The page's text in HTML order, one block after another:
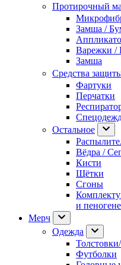
Протирочный
Замша /
Варежки /
Замша
Средства
Фартуки
Перчатки
Остальное
Вёдра /
Кисти
Щётки
Сгоны
и
Мерч
Одежда
Футболки